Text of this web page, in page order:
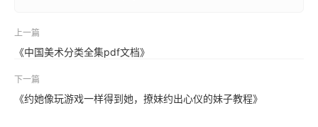
上一篇
《中国美术分类全集pdf文档》
下一篇
《约她像玩游戏一样得到她，撩妹约出心仪的妹子教程》